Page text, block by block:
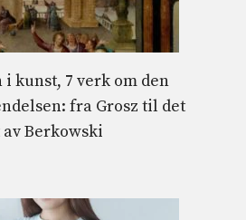
kunst, 7 verk om den
fra Grosz til det
Berkowski